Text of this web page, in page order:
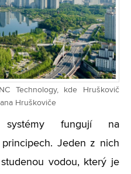
Technology, kde Hruškovič
Hruškoviče
systémy fungují na
Jeden z nich
vodou, který je